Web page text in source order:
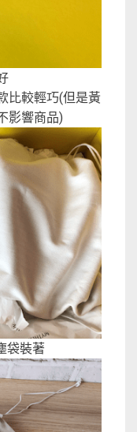
比較輕巧(但是黃
影響商品)
袋裝著